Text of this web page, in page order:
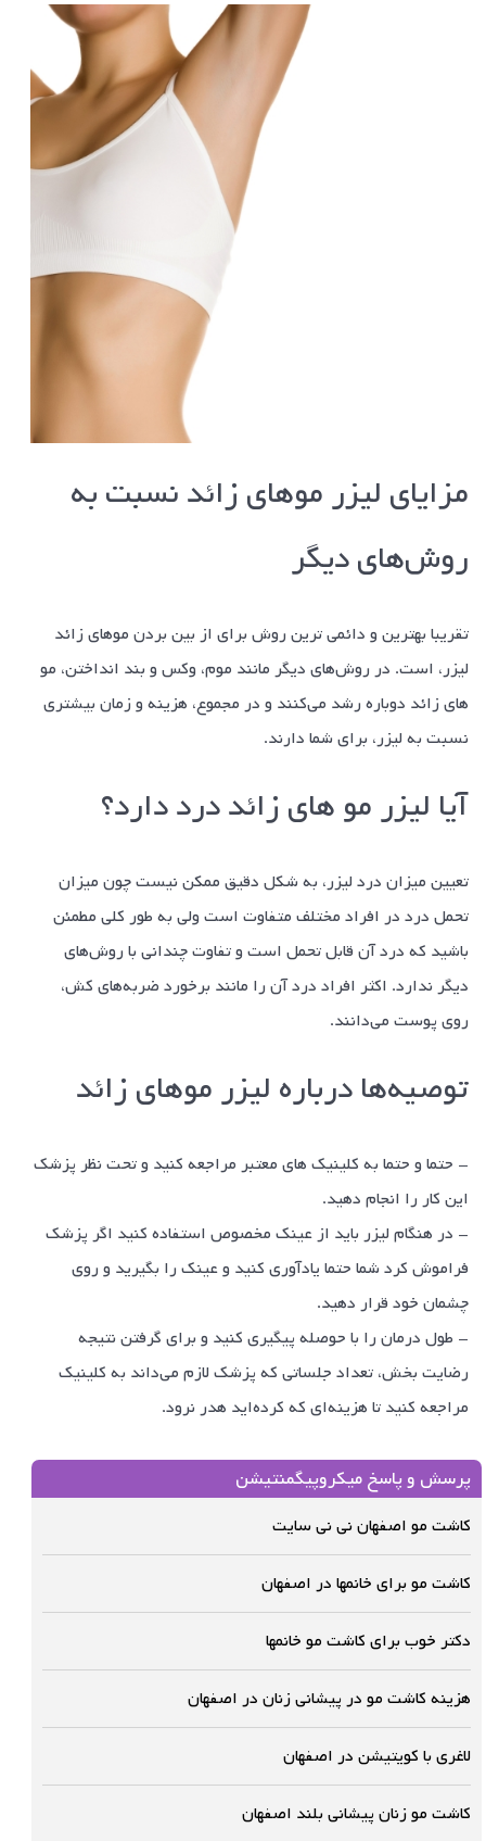
مزایای لیزر مو‌های زائد نسبت به
روش‌های دیگر
تقریبا بهترین و دائمی ترین روش برای از بین بردن مو‌های زائد
لیزر، است. در روش‌های دیگر مانند موم، وکس و بند انداختن، مو
های زائد دوباره رشد می‌کنند و در مجموع، هزینه و زمان بیشتری
نسبت به لیزر، برای شما دارند.
آیا لیزر مو های زائد درد دارد؟
تعیین میزان درد لیزر، به شکل دقیق ممکن نیست چون میزان
تحمل درد در افراد مختلف متفاوت است ولی به طور کلی مطمئن
باشید که درد آن قابل تحمل است و تفاوت چندانی با روش‌های
دیگر ندارد. اکثر افراد درد آن را مانند برخورد ضربه‌های کش،
روی پوست می‌دانند.
توصیه‌ها درباره لیزر مو‌های زائد
- حتما و حتما به کلینیک های معتبر مراجعه کنید و تحت نظر پزشک
این کار را انجام دهید.
- در هنگام لیزر باید از عینک مخصوص استفاده کنید اگر پزشک
فراموش کرد شما حتما یادآوری کنید و عینک را بگیرید و روی
چشمان خود قرار دهید.
- طول درمان را با حوصله پیگیری کنید و برای گرفتن نتیجه
رضایت بخش، تعداد جلساتی که پزشک لازم می‌داند به کلینیک
مراجعه کنید تا هزینه‌ای که کرده‌اید هدر نرود.
پرسش و پاسخ میکروپیگمنتیشن
کاشت مو اصفهان نی نی سایت
کاشت مو برای خانمها در اصفهان
دکتر خوب برای کاشت مو خانمها
هزینه کاشت مو در پیشانی زنان در اصفهان
لاغری با کویتیشن در اصفهان
کاشت مو زنان پیشانی بلند اصفهان